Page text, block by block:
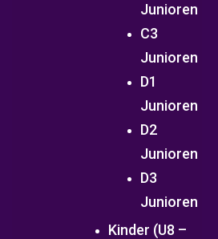
Junioren
C3
Junioren
D1
Junioren
D2
Junioren
D3
Junioren
Kinder (U8 –